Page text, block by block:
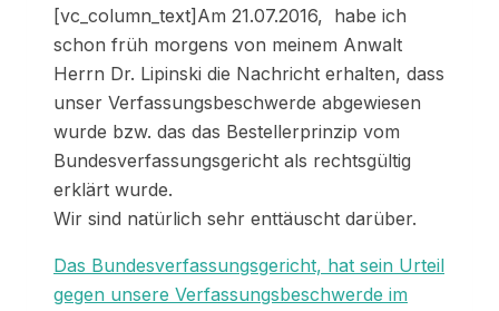
[vc_column_text]Am 21.07.2016, habe ich
schon früh morgens von meinem Anwalt
Herrn Dr. Lipinski die Nachricht erhalten, dass
unser Verfassungsbeschwerde abgewiesen
wurde bzw. das das Bestellerprinzip vom
Bundesverfassungsgericht als rechtsgültig
erklärt wurde.
Wir sind natürlich sehr enttäuscht darüber.
Das Bundesverfassungsgericht, hat sein Urteil
gegen unsere Verfassungsbeschwerde im